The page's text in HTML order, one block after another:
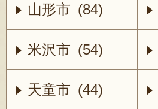
山形市 (84)
米沢市 (54)
天童市 (44)